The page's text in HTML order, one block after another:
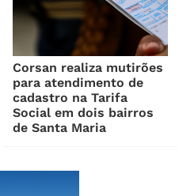
Corsan realiza mutirões
para atendimento de
cadastro na Tarifa
Social em dois bairros
de Santa Maria